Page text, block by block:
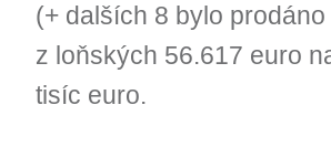
(+ dalších 8 bylo
z loňských 56.617 euro
tisíc euro.